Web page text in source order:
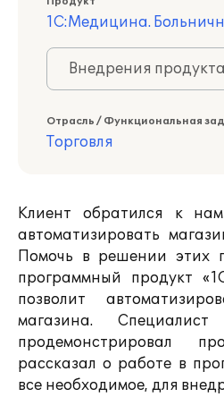
1С:Медицина.
Внедрения
Отрасль / Функциональная
Торговля
Клиент обратился к
автоматизировать
Помочь в решении этих
программный продукт
позволит
магазина.
продемонстрировал
рассказал о работе в
все необходимое, для